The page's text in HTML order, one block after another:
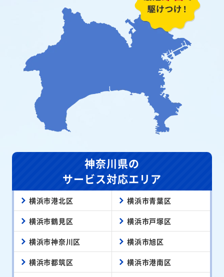
神奈川県の
サービス対応エリア
横浜市港北区 横浜市青葉区
横浜市鶴見区 横浜市戸塚区
横浜市神奈川区 横浜市旭区
横浜市都筑区 横浜市港南区